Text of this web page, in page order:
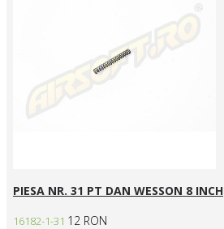
PIESA NR. 31 PT DAN WESSON 8 INCH
16182-1-31 12 RON